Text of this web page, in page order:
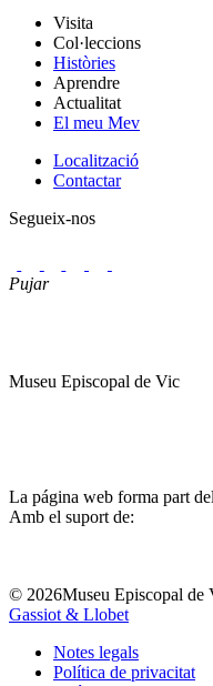
Visita
Col·leccions
Històries
Aprendre
Actualitat
El meu Mev
Localització
Contactar
Segueix-nos
Pujar
Museu Episcopal de Vic
La página web forma part
Amb el suport de:
© 2026Museu Episcopal de
Gassiot & Llobet
Notes legals
Política de privacitat